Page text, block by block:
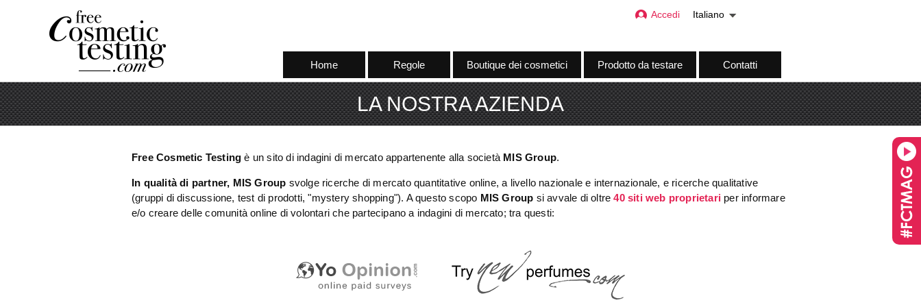
Home Regole Boutique dei cosmetici Prodotto da testare Contatti
Accedi Italiano
LA NOSTRA AZIENDA
Free Cosmetic Testing è un sito di indagini di mercato appartenente alla società MIS Group.
In qualità di partner, MIS Group svolge ricerche di mercato quantitative online, a livello nazionale e internazionale, e ricerche qualitative
(gruppi di discussione, test di prodotti, "mystery shopping"). A questo scopo MIS Group si avvale di oltre40 siti web proprietari per informare
e/o creare delle comunità online di volontari che partecipano a indagini di mercato; tra questi: